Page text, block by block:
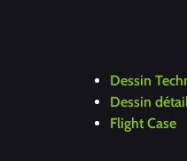
Dessin
Dessin
Flight Case